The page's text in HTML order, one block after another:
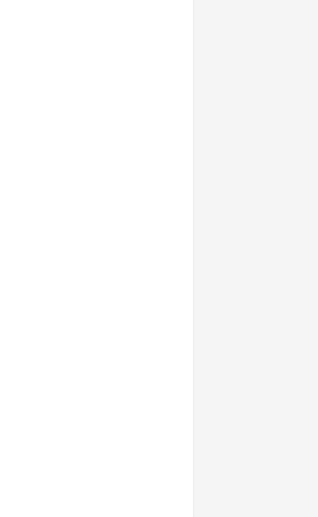
в других
десятки тысяч
это то, чему мы
так как у нас
в Ваш город или